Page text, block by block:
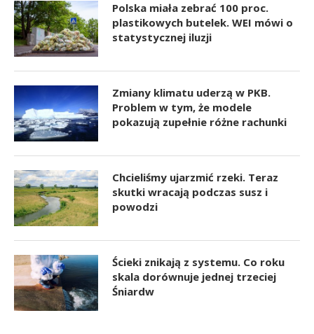
Polska miała zebrać 100 proc.
plastikowych butelek. WEI mówi o
statystycznej iluzji
Zmiany klimatu uderzą w PKB.
Problem w tym, że modele
pokazują zupełnie różne rachunki
Chcieliśmy ujarzmić rzeki. Teraz
skutki wracają podczas susz i
powodzi
Ścieki znikają z systemu. Co roku
skala dorównuje jednej trzeciej
Śniardw